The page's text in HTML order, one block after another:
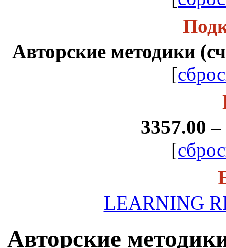
Авторские методики
[
3357.00
[
LEARNING
Авторские